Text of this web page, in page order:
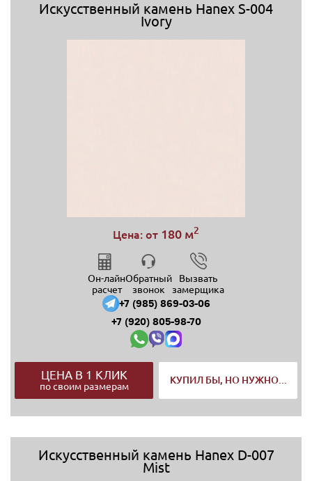
Искусственный камень Hanex S-004
Ivory
Цена: от 180 м2
Он-лайн
расчет
Обратный
звонок
Вызвать
замерщика
+7 (985) 869-03-06
+7 (920) 805-98-70
ЦЕНА В 1 КЛИК
по своим размерам
КУПИЛ БЫ, НО НУЖНО...
Искусственный камень Hanex D-007
Mist